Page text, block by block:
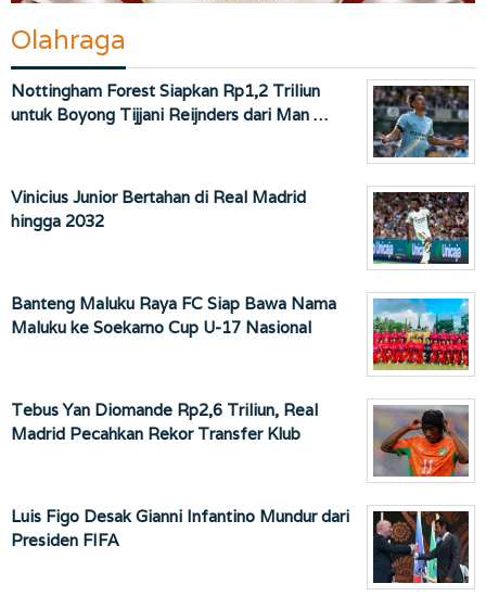
Olahraga
Nottingham Forest Siapkan Rp1,2 Triliun
untuk Boyong Tijjani Reijnders dari Man …
Vinicius Junior Bertahan di Real Madrid
hingga 2032
Banteng Maluku Raya FC Siap Bawa Nama
Maluku ke Soekarno Cup U-17 Nasional
Tebus Yan Diomande Rp2,6 Triliun, Real
Madrid Pecahkan Rekor Transfer Klub
Luis Figo Desak Gianni Infantino Mundur dari
Presiden FIFA